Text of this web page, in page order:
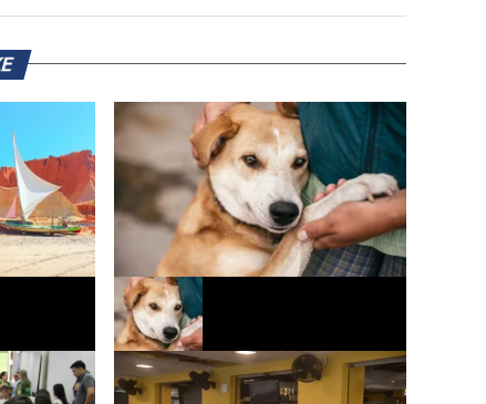
edição Quarta edição da Parada Pet ocorre